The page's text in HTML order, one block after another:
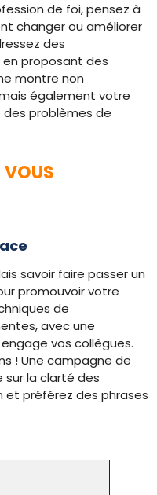
de foi, pensez à
changer ou améliorer
des
proposant des
montre non
également votre
problèmes de
VOUS
savoir faire passer un
promouvoir votre
de
avec une
vos collègues.
! Une campagne de
la clarté des
et préférez des phrases